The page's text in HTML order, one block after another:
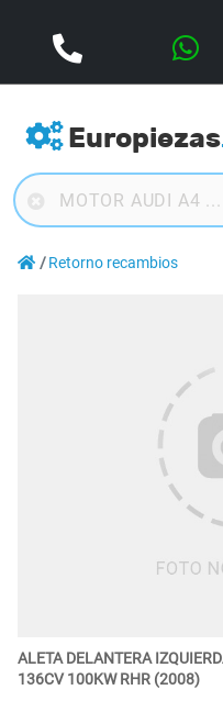
Europiezas
Retorno recambios
ALETA DELANTERA
136CV 100KW RHR (2008)